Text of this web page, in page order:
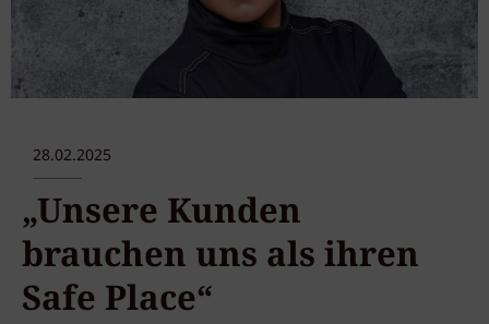
28.02.2025
„Unsere Kunden
brauchen uns als ihren
Safe Place“